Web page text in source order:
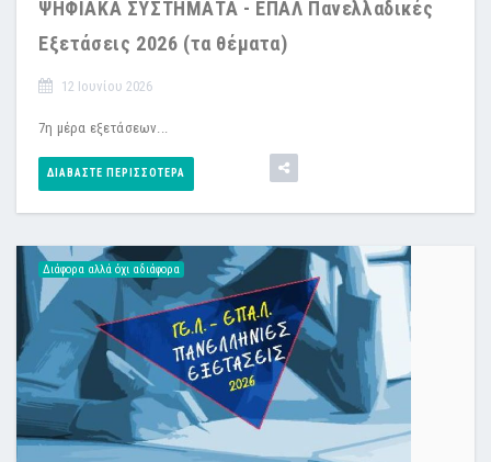
ΨΗΦΙΑΚΑ ΣΥΣΤΗΜΑΤΑ - ΕΠΑΛ Πανελλαδικές
Εξετάσεις 2026 (τα θέματα)
12 Ιουνίου 2026
7η μέρα εξετάσεων...
ΔΙΑΒΆΣΤΕ ΠΕΡΙΣΣΌΤΕΡΑ
Διάφορα αλλά όχι αδιάφορα